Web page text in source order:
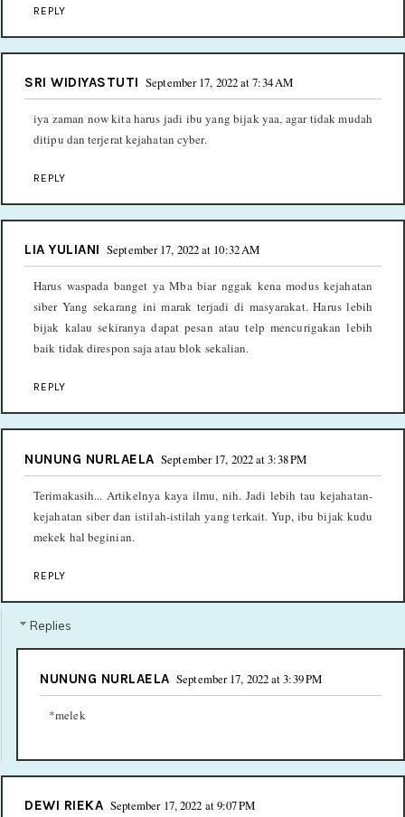
REPLY
SRI WIDIYASTUTI September 17, 2022 at 7:34 AM
iya zaman now kita harus jadi ibu yang bijak yaa, agar tidak mudah
ditipu dan terjerat kejahatan cyber.
REPLY
LIA YULIANI September 17, 2022 at 10:32 AM
Harus waspada banget ya Mba biar nggak kena modus kejahatan
siber Yang sekarang ini marak terjadi di masyarakat. Harus lebih
bijak kalau sekiranya dapat pesan atau telp mencurigakan lebih
baik tidak direspon saja atau blok sekalian.
REPLY
NUNUNG NURLAELA September 17, 2022 at 3:38 PM
Terimakasih... Artikelnya kaya ilmu, nih. Jadi lebih tau kejahatan-
kejahatan siber dan istilah-istilah yang terkait. Yup, ibu bijak kudu
mekek hal beginian.
REPLY
Replies
NUNUNG NURLAELA September 17, 2022 at 3:39 PM
*melek
DEWI RIEKA September 17, 2022 at 9:07 PM